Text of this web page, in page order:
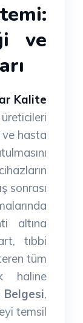
ve
Kalite
ve hasta
sonrası
altına
tıbbi
tüm
haline
Belgesi,
temsil